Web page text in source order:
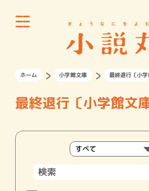
ホーム 小学館文庫 最終退行〔小学
最終退行〔小学館文